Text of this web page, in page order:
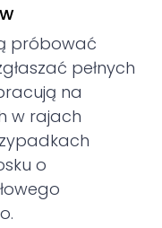
próbować
pełnych
na
w rajach
o